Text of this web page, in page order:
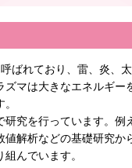
ばれており、雷、炎、
マは大きなエネルギー
究を行っています。例
解析などの基礎研究か
んでいます。